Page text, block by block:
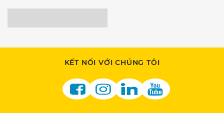
KẾT NỐI VỚI CHÚNG TÔI